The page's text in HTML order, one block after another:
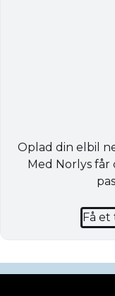
Oplad din elbil
Med Norlys får
Få